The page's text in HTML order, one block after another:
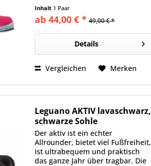
bieten Schutz, ohne die kleinen
Füße in ihrer Bewegungsfreiheit
einzuschränken. Dadurch...
Inhalt 1 Paar
ab 44,00 € * 49,00 € *
Details
Vergleichen Merken
Leguano AKTIV lavaschwarz,
schwarze Sohle
Der aktiv ist ein echter
Allrounder, bietet viel Fußfreiheit,
ist ultrabequem und praktisch
das ganze Jahr über tragbar. Die